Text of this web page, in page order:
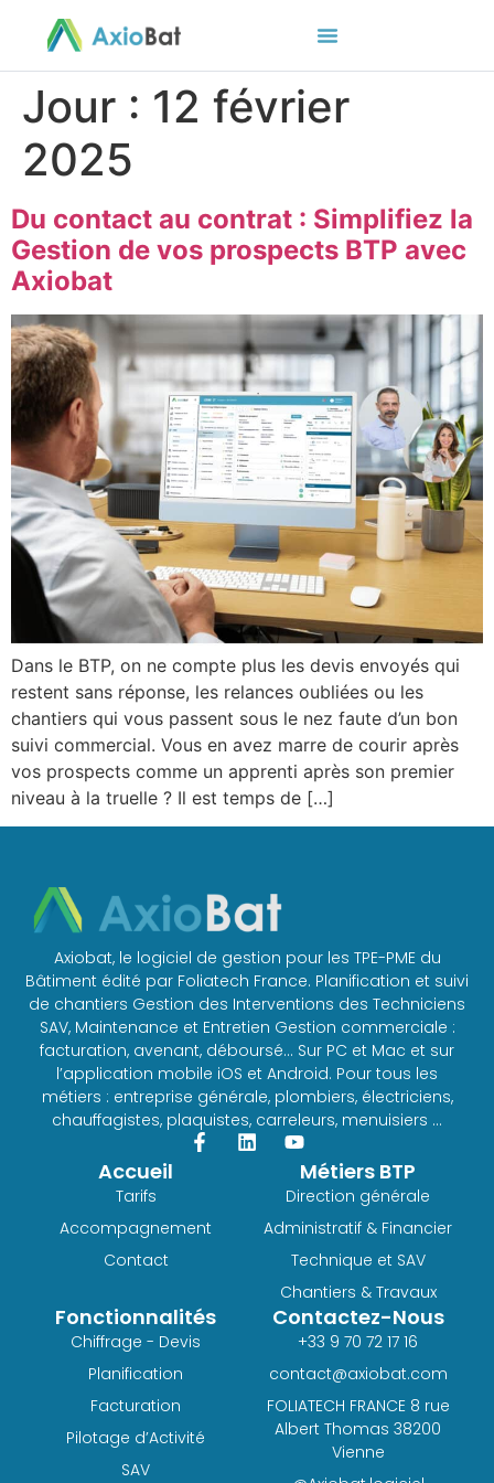
Jour : 12 février
2025
Du contact au contrat : Simplifiez la
Gestion de vos prospects BTP avec
Axiobat
Dans le BTP, on ne compte plus les devis envoyés qui
restent sans réponse, les relances oubliées ou les
chantiers qui vous passent sous le nez faute d’un bon
suivi commercial. Vous en avez marre de courir après
vos prospects comme un apprenti après son premier
niveau à la truelle ? Il est temps de […]
Axiobat, le logiciel de gestion pour les TPE-PME du
Bâtiment édité par Foliatech France. Planification et suivi
de chantiers Gestion des Interventions des Techniciens
SAV, Maintenance et Entretien Gestion commerciale :
facturation, avenant, déboursé… Sur PC et Mac et sur
l’application mobile iOS et Android. Pour tous les
métiers : entreprise générale, plombiers, électriciens,
chauffagistes, plaquistes, carreleurs, menuisiers …
Accueil
Tarifs
Accompagnement
Contact
Métiers BTP
Direction générale
Administratif & Financier
Technique et SAV
Chantiers & Travaux
Fonctionnalités
Chiffrage - Devis
Planification
Facturation
Pilotage d’Activité
SAV
Contactez-Nous
+33 9 70 72 17 16
contact@axiobat.com
FOLIATECH FRANCE 8 rue
Albert Thomas 38200
Vienne